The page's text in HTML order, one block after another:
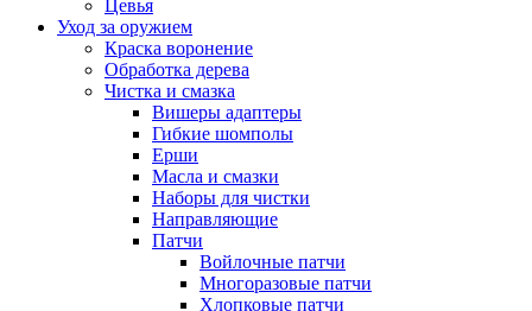
Цевья
Уход за оружием
Краска воронение
Обработка дерева
Чистка и смазка
Вишеры адаптеры
Гибкие шомполы
Ерши
Масла и смазки
Наборы для чистки
Направляющие
Патчи
Войлочные патчи
Многоразовые патчи
Хлопковые патчи